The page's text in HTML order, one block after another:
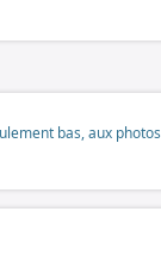
bas, aux photos